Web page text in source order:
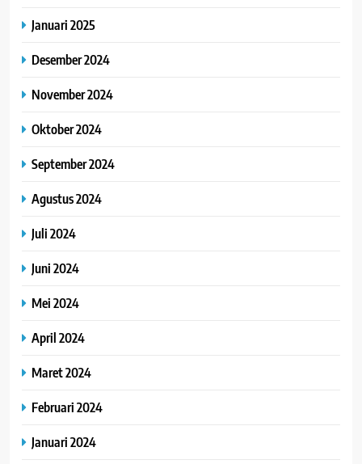
Januari 2025
Desember 2024
November 2024
Oktober 2024
September 2024
Agustus 2024
Juli 2024
Juni 2024
Mei 2024
April 2024
Maret 2024
Februari 2024
Januari 2024